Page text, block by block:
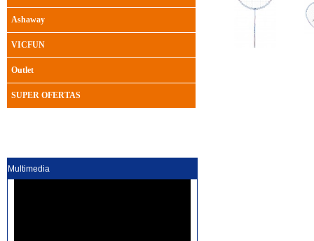
Ashaway
VICFUN
Outlet
SUPER OFERTAS
Multimedia